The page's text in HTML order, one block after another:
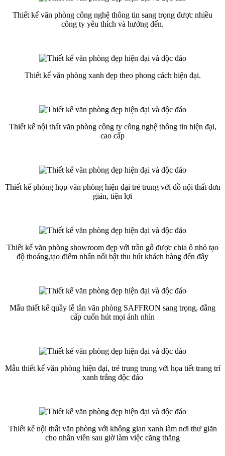
Thiết kế văn phòng công nghệ thông tin sang trọng được nhiều
công ty yêu thích và hướng đến.
Thiết kế văn phòng xanh đẹp theo phong cách hiện đại.
Thiết kế nội thất văn phòng công ty công nghệ thông tin hiện đại,
cao cấp
Thiết kế phòng họp văn phòng hiện đại trẻ trung với đồ nội thất đơn
giản, tiện lợi
Thiết kế văn phòng showroom đẹp với trần gỗ được chia ô nhỏ tạo
độ thoáng,tạo điểm nhấn nổi bật thu hút khách hàng đến đây
Mẫu thiết kế quầy lễ tân văn phòng SAFFRON sang trọng, đẳng
cấp cuốn hút mọi ánh nhìn
Mẫu thiết kế văn phòng hiện đại, trẻ trung trung với họa tiết trang trí
xanh trắng độc đáo
Thiết kế nội thất văn phòng với không gian xanh làm nơi thư giãn
cho nhân viên sau giờ làm việc căng thẳng